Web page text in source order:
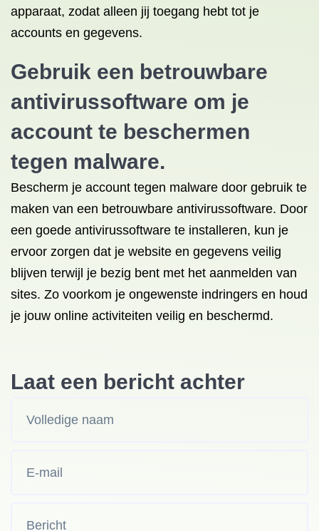
apparaat, zodat alleen jij toegang hebt tot je
accounts en gegevens.
Gebruik een betrouwbare
antivirussoftware om je
account te beschermen
tegen malware.
Bescherm je account tegen malware door gebruik te
maken van een betrouwbare antivirussoftware. Door
een goede antivirussoftware te installeren, kun je
ervoor zorgen dat je website en gegevens veilig
blijven terwijl je bezig bent met het aanmelden van
sites. Zo voorkom je ongewenste indringers en houd
je jouw online activiteiten veilig en beschermd.
Laat een bericht achter